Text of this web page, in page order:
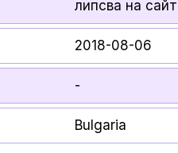
липсва на
2018-08-06
-
Bulgaria